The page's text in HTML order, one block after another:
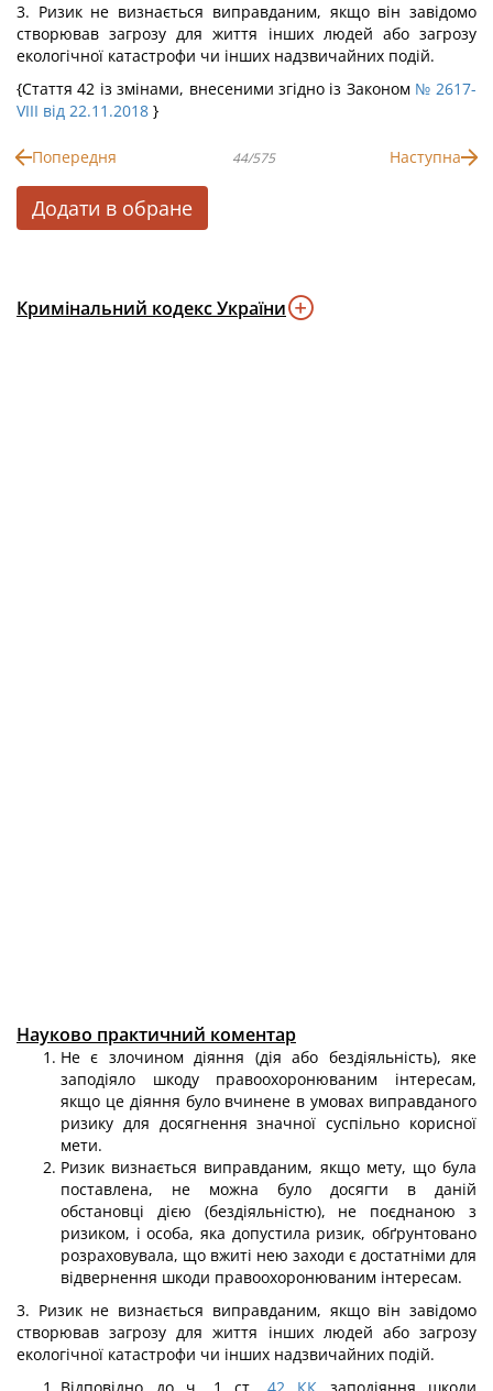
3. Ризик не визнається виправданим, якщо він завідомо
створював загрозу для життя інших людей або загрозу
екологічної катастрофи чи інших надзвичайних подій.
{Стаття 42 із змінами, внесеними згідно із Законом № 2617-
VIII від 22.11.2018 }
Попередня 44/575 Наступна
Додати в обране
Кримінальний кодекс України
Науково практичний коментар
Не є злочином діяння (дія або бездіяльність), яке
заподіяло шкоду правоохо­ронюваним інтересам,
якщо це діяння було вчинене в умовах виправданого
ризику для досягнення значної суспільно корисної
мети.
Ризик визнається виправданим, якщо мету, що була
поставлена, не можна було досягти в даній
обстановці дією (бездіяльністю), не поєднаною з
ризиком, і особа, яка допустила ризик, обґрунтовано
розраховувала, що вжиті нею заходи є достатніми для
відвернення шкоди правоохоронюваним інтересам.
3. Ризик не визнається виправданим, якщо він завідомо
створював загрозу для життя інших людей або загрозу
екологічної катастрофи чи інших надзвичай­них подій.